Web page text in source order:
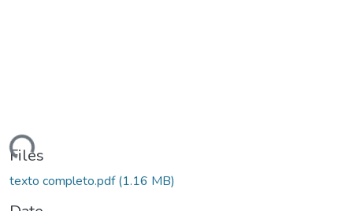
Loading...
Files
texto completo.pdf(1.16 MB)